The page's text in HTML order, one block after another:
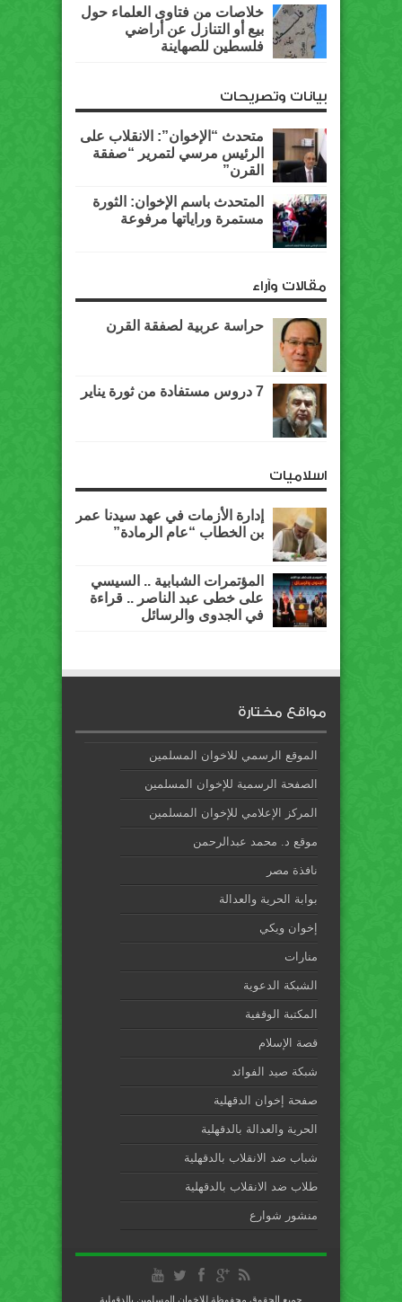
خلاصات من فتاوى العلماء حول
بيع أو التنازل عن أراضي
فلسطين للصهاينة
بيانات وتصريحات
متحدث “الإخوان”: الانقلاب على
الرئيس مرسي لتمرير “صفقة
القرن”
المتحدث باسم الإخوان: الثورة
مستمرة وراياتها مرفوعة
مقالات وآراء
حراسة عربية لصفقة القرن
7 دروس مستفادة من ثورة يناير
اسلاميات
إدارة الأزمات في عهد سيدنا عمر
بن الخطاب “عام الرمادة”
المؤتمرات الشبابية .. السيسي
على خطى عبد الناصر .. قراءة
في الجدوى والرسائل
مواقع مختارة
الموقع الرسمي للاخوان المسلمين
الصفحة الرسمية للإخوان المسلمين
المركز الإعلامي للإخوان المسلمين
موقع د. محمد عبدالرحمن
نافذة مصر
بوابة الحرية والعدالة
إخوان ويكي
منارات
الشبكة الدعوية
المكتبة الوقفية
قصة الإسلام
شبكة صيد الفوائد
صفحة إخوان الدقهلية
الحرية والعدالة بالدقهلية
شباب ضد الانقلاب بالدقهلية
طلاب ضد الانقلاب بالدقهلية
منشور شوارع
جميع الحقوق محفوظة للإخوان المسلمين بالدقهلية